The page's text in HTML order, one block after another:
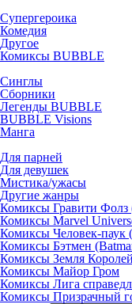
Супергероика
Комедия
Другое
Комиксы BUBBLE
Синглы
Сборники
Легенды BUBBLE
BUBBLE Visions
Манга
Для парней
Для девушек
Мистика/ужасы
Другие жанры
Комиксы Гравити Фолз
Комиксы Marvel
Комиксы Человек-паук
Комиксы Бэтмен
Комиксы Земля
Комиксы Майор Гром
Комиксы Лига
Комиксы Призрачный